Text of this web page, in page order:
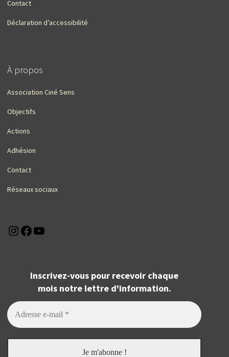
Contact
Déclaration d’accessibilité
À propos
Association Ciné Sens
Objectifs
Actions
Adhésion
Contact
Réseaux sociaux
Instagram
Facebook
Inscrivez-vous pour recevoir chaque
mois notre lettre d'information.